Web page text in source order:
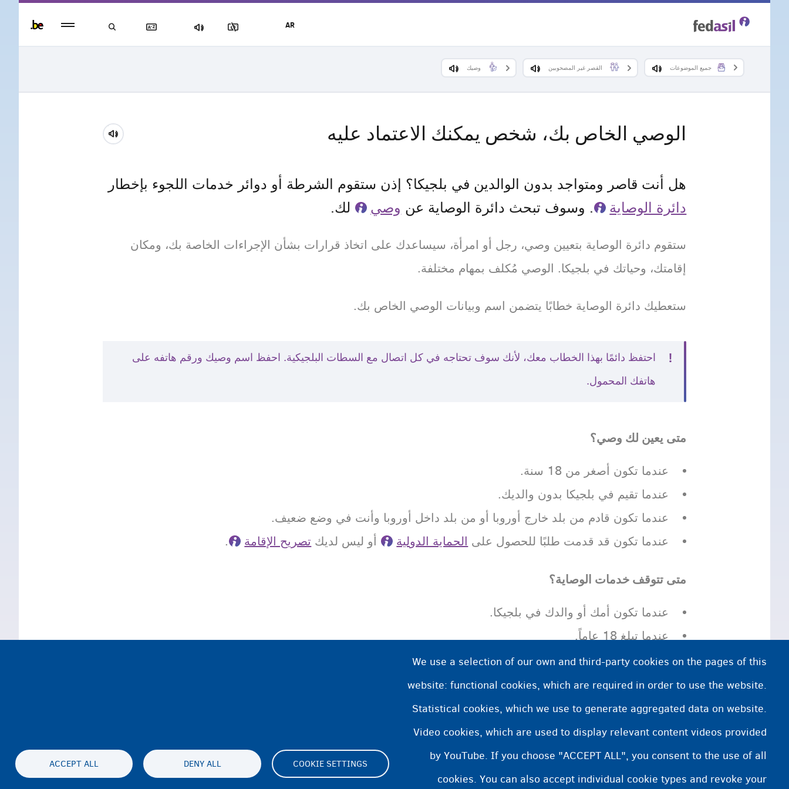
جميع الموضوعات القصر غير المصحوبين وصيك
الوصي الخاص بك، شخص يمكنك الاعتماد عليه
هل أنت قاصر ومتواجد بدون الوالدين في بلجيكا؟ إذن ستقوم الشرطة أو دوائر خدمات اللجوء بإخطار
دائرة الوصاية
. وسوف تبحث دائرة الوصاية عن وصي لك.
ستقوم دائرة الوصاية بتعيين وصي، رجل أو امرأة، سيساعدك على اتخاذ قرارات بشأن الإجراءات الخاصة بك، ومكان
إقامتك، وحياتك في بلجيكا. الوصي مُكلف بمهام مختلفة.
ستعطيك دائرة الوصاية خطابًا يتضمن اسم وبيانات الوصي الخاص بك.
احتفظ دائمًا بهذا الخطاب معك، لأنك سوف تحتاجه في كل اتصال مع السطات البلجيكية. احفظ اسم وصيك ورقم هاتفه على
هاتفك المحمول.
متى يعين لك وصي؟
عندما تكون أصغر من 18 سنة.
عندما تقيم في بلجيكا بدون والديك.
عندما تكون قادم من بلد خارج أوروبا أو من بلد داخل أوروبا وأنت في وضع ضعيف.
عندما تكون قد قدمت طلبًا للحصول على الحماية الدولية أو ليس لديك تصريح الإقامة .
متى تتوقف خدمات الوصاية؟
عندما تكون أمك أو والدك في بلجيكا.
عندما تبلغ 18 عاماً.
عندما تغادر بلجيكا.
هل تحتاج المزيد من المعلومات؟
We use a selection of our own and third-party cookies on the pages of this
website: functional cookies, which are required in order to use the website.
Statistical cookies, which we use to generate aggregated data on website.
Video cookies, which are used to display relevant content videos provided
by YouTube. If you choose "ACCEPT ALL", you consent to the use of all
cookies. You can also accept individual cookie types and revoke your
COOKIE SETTINGS
DENY ALL
ACCEPT ALL
AR
footer